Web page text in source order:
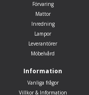
Förvaring
Mattor
Inredning
Lampor
Leverantörer
Möbelvård
Information
Vanliga frågor
Villkor & Information